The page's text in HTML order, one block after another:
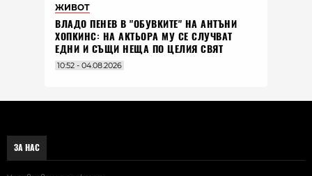
ЖИВОТ
ВЛАДO ПЕНЕВ В "ОБУВКИТЕ" НА АНТЪНИ
ХОПКИНС: НА АКТЬОРА МУ СЕ СЛУЧВАТ
ЕДНИ И СЪЩИ НЕЩА ПО ЦЕЛИЯ СВЯТ
10:52 - 04.08.2026
ЗА НАС